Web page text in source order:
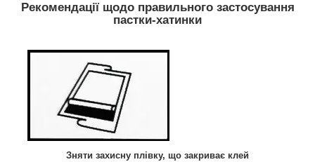
Рекомендації щодо правильного застосування
пастки-хатинки
Зняти захисну плівку, що закриває клей